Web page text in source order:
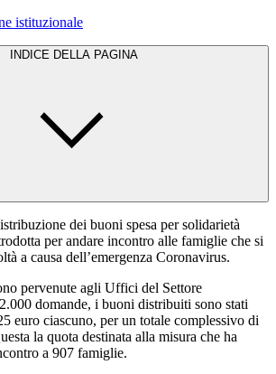
istituzionale
INDICE DELLA PAGINA
dei buoni spesa per solidarietà
per andare incontro alle famiglie che si
a causa dell’emergenza Coronavirus.
pervenute agli Uffici del Settore
domande, i buoni distribuiti sono stati
euro ciascuno, per un totale complessivo di
la quota destinata alla misura che ha
a 907 famiglie.